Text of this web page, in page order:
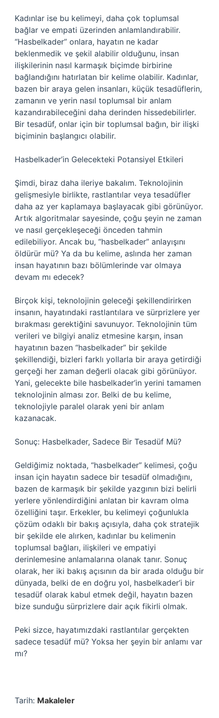
Kadınlar ise bu kelimeyi, daha çok toplumsal
bağlar ve empati üzerinden anlamlandırabilir.
“Hasbelkader” onlara, hayatın ne kadar
beklenmedik ve şekil alabilir olduğunu, insan
ilişkilerinin nasıl karmaşık biçimde birbirine
bağlandığını hatırlatan bir kelime olabilir. Kadınlar,
bazen bir araya gelen insanları, küçük tesadüflerin,
zamanın ve yerin nasıl toplumsal bir anlam
kazandırabileceğini daha derinden hissedebilirler.
Bir tesadüf, onlar için bir toplumsal bağın, bir ilişki
biçiminin başlangıcı olabilir.
Hasbelkader’in Gelecekteki Potansiyel Etkileri
Şimdi, biraz daha ileriye bakalım. Teknolojinin
gelişmesiyle birlikte, rastlantılar veya tesadüfler
daha az yer kaplamaya başlayacak gibi görünüyor.
Artık algoritmalar sayesinde, çoğu şeyin ne zaman
ve nasıl gerçekleşeceği önceden tahmin
edilebiliyor. Ancak bu, “hasbelkader” anlayışını
öldürür mü? Ya da bu kelime, aslında her zaman
insan hayatının bazı bölümlerinde var olmaya
devam mı edecek?
Birçok kişi, teknolojinin geleceği şekillendirirken
insanın, hayatındaki rastlantılara ve sürprizlere yer
bırakması gerektiğini savunuyor. Teknolojinin tüm
verileri ve bilgiyi analiz etmesine karşın, insan
hayatının bazen “hasbelkader” bir şekilde
şekillendiği, bizleri farklı yollarla bir araya getirdiği
gerçeği her zaman değerli olacak gibi görünüyor.
Yani, gelecekte bile hasbelkader’in yerini tamamen
teknolojinin alması zor. Belki de bu kelime,
teknolojiyle paralel olarak yeni bir anlam
kazanacak.
Sonuç: Hasbelkader, Sadece Bir Tesadüf Mü?
Geldiğimiz noktada, “hasbelkader” kelimesi, çoğu
insan için hayatın sadece bir tesadüf olmadığını,
bazen de karmaşık bir şekilde yazgının bizi belirli
yerlere yönlendirdiğini anlatan bir kavram olma
özelliğini taşır. Erkekler, bu kelimeyi çoğunlukla
çözüm odaklı bir bakış açısıyla, daha çok stratejik
bir şekilde ele alırken, kadınlar bu kelimenin
toplumsal bağları, ilişkileri ve empatiyi
derinlemesine anlamalarına olanak tanır. Sonuç
olarak, her iki bakış açısının da bir arada olduğu bir
dünyada, belki de en doğru yol, hasbelkader’i bir
tesadüf olarak kabul etmek değil, hayatın bazen
bize sunduğu sürprizlere dair açık fikirli olmak.
Peki sizce, hayatımızdaki rastlantılar gerçekten
sadece tesadüf mü? Yoksa her şeyin bir anlamı var
mı?
Tarih: Makaleler